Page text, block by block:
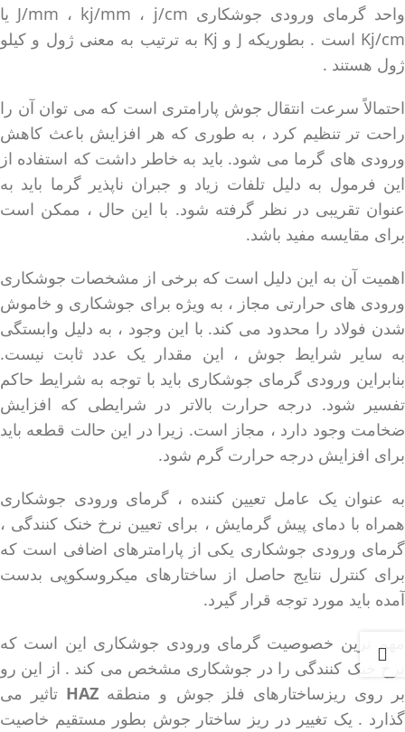
واحد گرمای ورودی جوشکاری J/mm ، kj/mm ، j/cm یا
Kj/cm است . بطوریکه J و Kj به ترتیب به معنی ژول و کیلو
ژول هستند .
احتمالاً سرعت انتقال جوش پارامتری است که می توان آن را
راحت تر تنظیم کرد ، به طوری که هر افزایش باعث کاهش
ورودی های گرما می شود. باید به خاطر داشت که استفاده از
این فرمول به دلیل تلفات زیاد و جبران ناپذیر گرما باید به
عنوان تقریبی در نظر گرفته شود. با این حال ، ممکن است
برای مقایسه مفید باشد.
اهمیت آن به این دلیل است که برخی از مشخصات جوشکاری
ورودی های حرارتی مجاز ، به ویژه برای جوشکاری و خاموش
شدن فولاد را محدود می کند. با این وجود ، به دلیل وابستگی
به سایر شرایط جوش ، این مقدار یک عدد ثابت نیست.
بنابراین ورودی گرمای جوشکاری باید با توجه به شرایط حاکم
تفسیر شود. درجه حرارت بالاتر در شرایطی که افزایش
ضخامت وجود دارد ، مجاز است. زیرا در این حالت قطعه باید
برای افزایش درجه حرارت گرم شود.
به عنوان یک عامل تعیین کننده ، گرمای ورودی جوشکاری
همراه با دمای پیش گرمایش ، برای تعیین نرخ خنک کنندگی ،
گرمای ورودی جوشکاری یکی از پارامترهای اضافی است که
برای کنترل نتایج حاصل از ساختارهای میکروسکوپی بدست
آمده باید مورد توجه قرار گیرد.
مهم ترین خصوصیت گرمای ورودی جوشکاری این است که
نرخ خنک کنندگی را در جوشکاری مشخص می کند . از این رو
بر روی ریزساختارهای فلز جوش و منطقه HAZ تاثیر می
گذارد . یک تغییر در ریز ساختار جوش بطور مستقیم خاصیت